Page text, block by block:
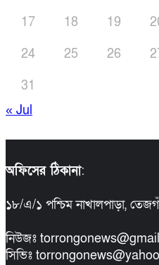
17
18 19
24
25 26
31
« Jul
অফিসের ঠিকানা:
১৮/এ/১ পশ্চিম নাখালপাড়া,
নিউজঃ
সিভিঃ